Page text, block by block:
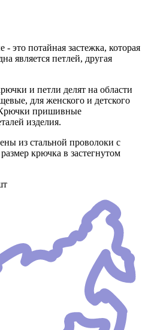
потайная застежка, которая
является петлей, другая
и петли делят на области
для женского и детского
Крючки пришивные
изделия.
из стальной проволоки с
крючка в застегнутом